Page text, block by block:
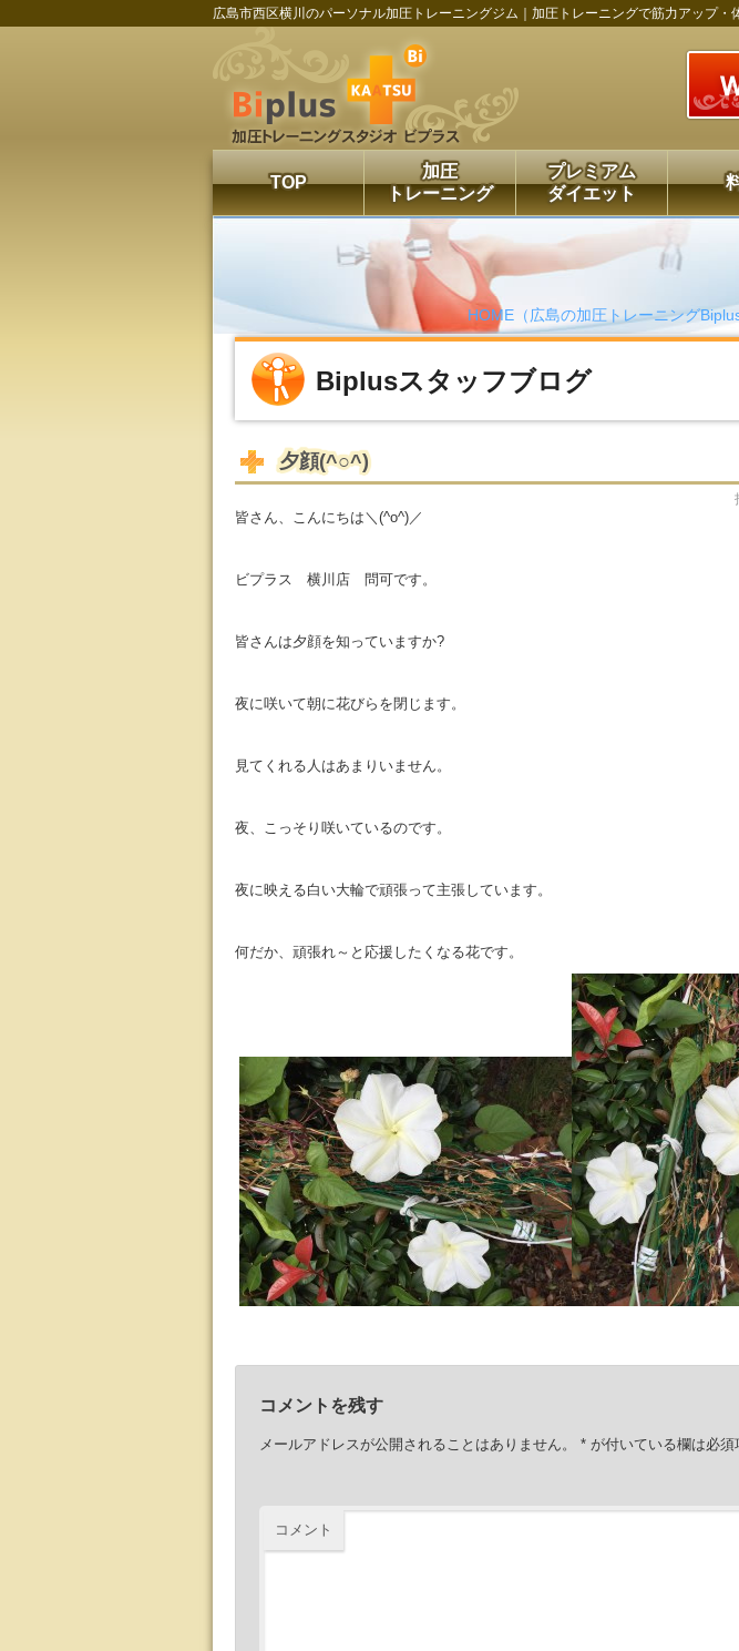
広島市西区横川のパーソナル加圧トレーニングジム｜加圧トレーニングで筋力アップ・
TOP
加圧
トレーニング
プレミアム
ダイエット
HOME（広島の加圧トレーニング
Biplusスタッフブログ
夕顔(^○^)
皆さん、こんにちは＼(^o^)／
ビプラス 横川店 問可です。
皆さんは夕顔を知っていますか?
夜に咲いて朝に花びらを閉じます。
見てくれる人はあまりいません。
夜、こっそり咲いているのです。
夜に映える白い大輪で頑張って主張しています。
何だか、頑張れ～と応援したくなる花です。
コメントを残す
メールアドレスが公開されることはありません。 * が付いている欄は必須
コメント